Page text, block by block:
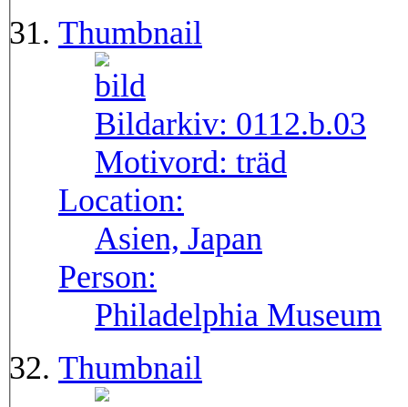
Thumbnail
Bildarkiv: 0112.b.03
Motivord: träd
Location:
Asien, Japan
Person:
Philadelphia Museum
Thumbnail